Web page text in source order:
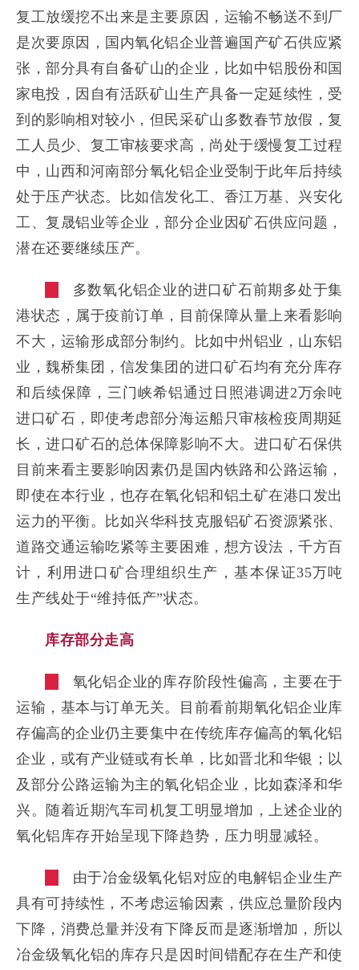
复工放缓挖不出来是主要原因，运输不畅送不到厂
是次要原因，国内氧化铝企业普遍国产矿石供应紧
张，部分具有自备矿山的企业，比如中铝股份和国
家电投，因自有活跃矿山生产具备一定延续性，受
到的影响相对较小，但民采矿山多数春节放假，复
工人员少、复工审核要求高，尚处于缓慢复工过程
中，山西和河南部分氧化铝企业受制于此年后持续
处于压产状态。比如信发化工、香江万基、兴安化
工、复晟铝业等企业，部分企业因矿石供应问题，
潜在还要继续压产。
多数氧化铝企业的进口矿石前期多处于集
港状态，属于疫前订单，目前保障从量上来看影响
不大，运输形成部分制约。比如中州铝业，山东铝
业，魏桥集团，信发集团的进口矿石均有充分库存
和后续保障，三门峡希铝通过日照港调进2万余吨
进口矿石，即使考虑部分海运船只审核检疫周期延
长，进口矿石的总体保障影响不大。进口矿石保供
目前来看主要影响因素仍是国内铁路和公路运输，
即使在本行业，也存在氧化铝和铝土矿在港口发出
运力的平衡。比如兴华科技克服铝矿石资源紧张、
道路交通运输吃紧等主要困难，想方设法，千方百
计，利用进口矿合理组织生产，基本保证35万吨
生产线处于“维持低产”状态。
库存部分走高
氧化铝企业的库存阶段性偏高，主要在于
运输，基本与订单无关。目前看前期氧化铝企业库
存偏高的企业仍主要集中在传统库存偏高的氧化铝
企业，或有产业链或有长单，比如晋北和华银；以
及部分公路运输为主的氧化铝企业，比如森泽和华
兴。随着近期汽车司机复工明显增加，上述企业的
氧化铝库存开始呈现下降趋势，压力明显减轻。
由于冶金级氧化铝对应的电解铝企业生产
具有可持续性，不考虑运输因素，供应总量阶段内
下降，消费总量并没有下降反而是逐渐增加，所以
冶金级氧化铝的库存只是因时间错配存在生产和使